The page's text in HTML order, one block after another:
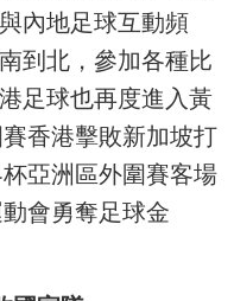
內地足球互動頻
到北，參加各種比
足球也再度進入黃
香港擊敗新加坡打
亞洲區外圍賽客場
會勇奪足球金